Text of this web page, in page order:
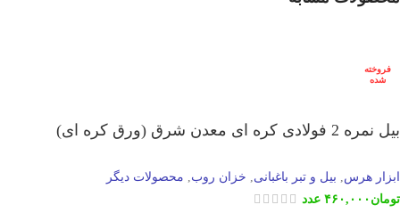
فروخته
شده
بیل نمره 2 فولادی کره ای معدن شرق (ورق کره ای)
ابزار هرس بیل و تبر باغبانی خزان روب محصولات دیگر
تومان ۴۶۰,۰۰۰ عدد